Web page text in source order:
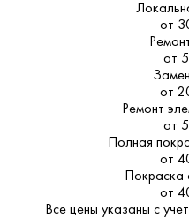
от
от
от
Ремонт
от
Полная
от
Покраска
от
Все цены указаны с